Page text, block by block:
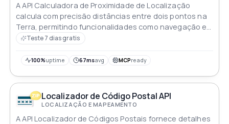
A API Calculadora de Proximidade de Localização
calcula com precisão distâncias entre dois pontos na
Terra, permitindo funcionalidades como navegação e
otimização logística
Teste 7 dias gratis
100%uptime 67msavg MCPready
Localizador de Código Postal API
LOCALIZAÇÃO E MAPEAMENTO
A API Localizador de Códigos Postais fornece detalhes